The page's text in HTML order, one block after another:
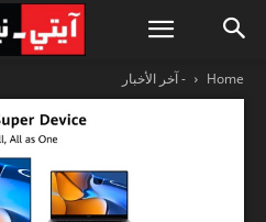
Home - آخر الأخبار